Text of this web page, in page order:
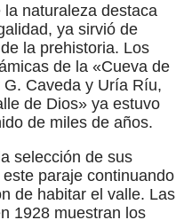
naturaleza destaca
ya sirvió de
la prehistoria. Los
de la «Cueva de
Caveda y Uría Ríu,
de Dios» ya estuvo
de miles de años.
selección de sus
paraje continuando
de habitar el valle. Las
1928 muestran los